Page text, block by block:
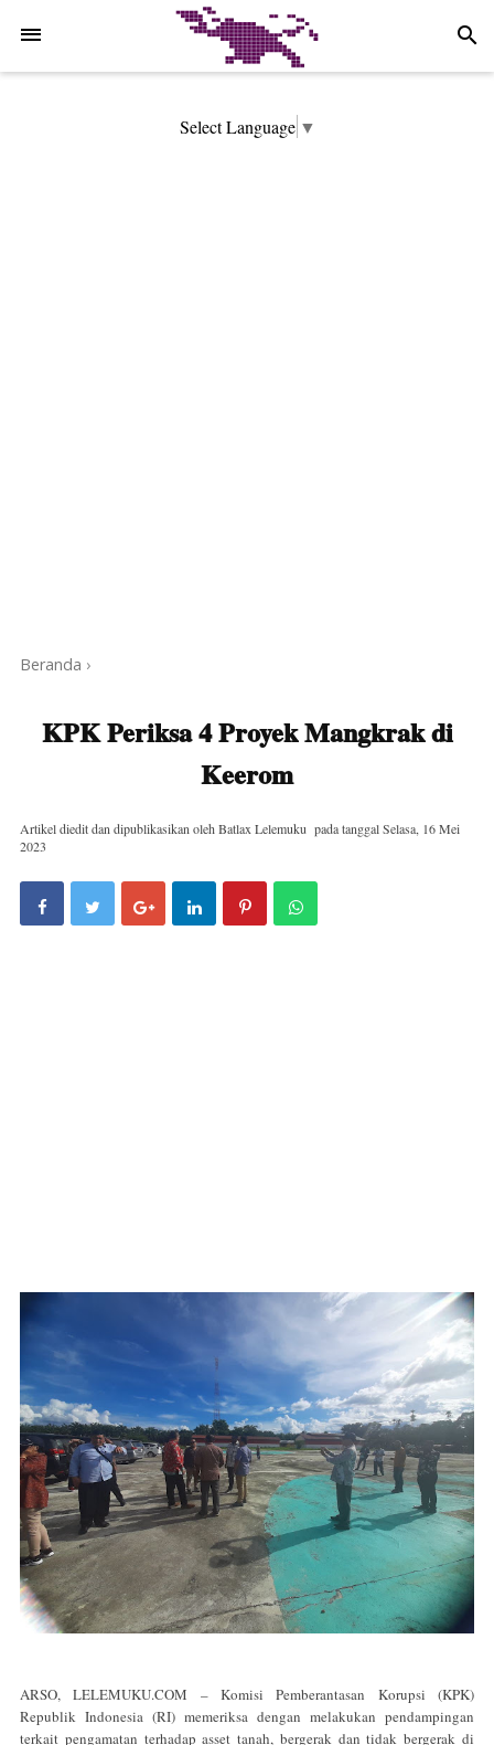
search
Select Language ▼
Beranda ›
KPK Periksa 4 Proyek Mangkrak di
Keerom
Artikel diedit dan dipublikasikan oleh Batlax Lelemuku pada tanggalSelasa, 16 Mei
2023
ARSO, LELEMUKU.COM – Komisi Pemberantasan Korupsi (KPK)
Republik Indonesia (RI) memeriksa dengan melakukan pendampingan
terkait pengamatan terhadap asset tanah, bergerak dan tidak bergerak di